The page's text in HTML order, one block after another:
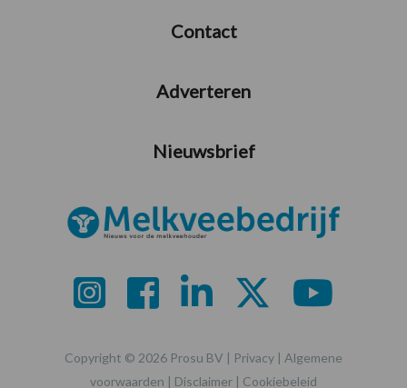
Contact
Adverteren
Nieuwsbrief
Copyright © 2026 Prosu BV | Privacy | Algemene
voorwaarden | Disclaimer | Cookiebeleid